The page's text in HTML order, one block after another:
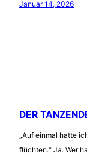
Januar 14, 2026
DER
„Auf einmal hatte
flüchten.“ Ja. Wer